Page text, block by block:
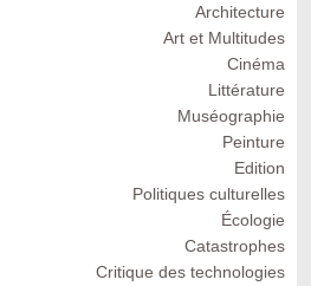
Architecture
Art et Multitudes
Cinéma
Littérature
Muséographie
Peinture
Edition
Politiques culturelles
Écologie
Catastrophes
Critique des technologies